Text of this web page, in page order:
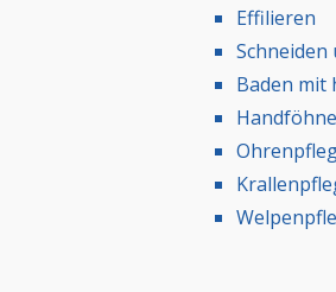
Effilieren
Schneiden
Baden mit